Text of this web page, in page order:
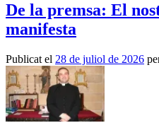
De la premsa: El
manifesta
Publicat el 28 de juliol de 2026